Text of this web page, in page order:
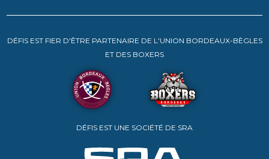
DÉFIS EST FIER D'ÊTRE PARTENAIRE DE L'UNION BORDEAUX-BÈGLES
ET DES BOXERS
DÉFIS EST UNE SOCIÉTÉ DE SRA